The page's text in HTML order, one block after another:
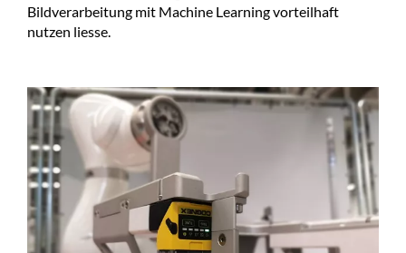
Bildverarbeitung mit Machine Learning vorteilhaft
nutzen liesse.